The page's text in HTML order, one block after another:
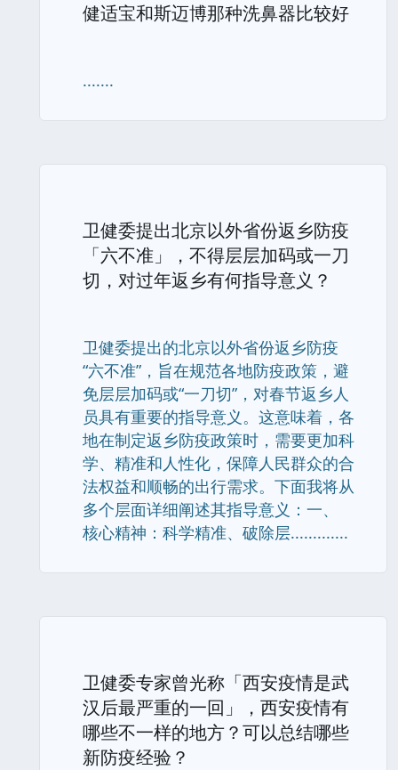
健适宝和斯迈博那种洗鼻器比较好
.......
卫健委提出北京以外省份返乡防疫
「六不准」，不得层层加码或一刀
切，对过年返乡有何指导意义？
卫健委提出的北京以外省份返乡防疫
“六不准”，旨在规范各地防疫政策，避
免层层加码或“一刀切”，对春节返乡人
员具有重要的指导意义。这意味着，各
地在制定返乡防疫政策时，需要更加科
学、精准和人性化，保障人民群众的合
法权益和顺畅的出行需求。下面我将从
多个层面详细阐述其指导意义：一、
核心精神：科学精准、破除层.............
卫健委专家曾光称「西安疫情是武
汉后最严重的一回」，西安疫情有
哪些不一样的地方？可以总结哪些
新防疫经验？